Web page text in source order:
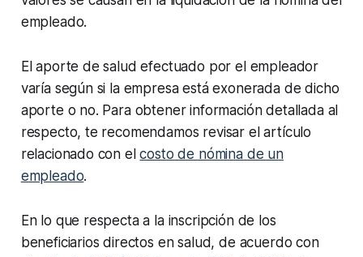
empleado.
El aporte de salud efectuado por el empleador
varía según si la empresa está exonerada de dicho
aporte o no. Para obtener información detallada al
respecto, te recomendamos revisar el artículo
relacionado con elcosto de nómina de un
empleado.
En lo que respecta a la inscripción de los
beneficiarios directos en salud, de acuerdo con